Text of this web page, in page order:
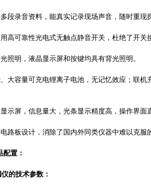
录音资料，能真实记录现场声音，随时重现
可靠性光电式无触点静音开关，杜绝了开关
明，液晶显示屏和按键均具有背光照明。
容量可充电锂离子电池，无记忆效应；联机
屏，信息量大，光条显示精度高，操作界面
板设计，消除了国内外同类仪器中难以克服
配置：
仪的技术参数：